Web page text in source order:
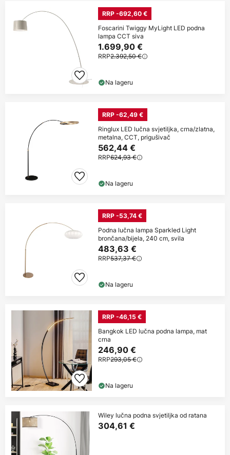
RRP -692,60 €
Foscarini Twiggy MyLight LED podna
lampa CCT siva
1.699,90 €
RRP2.392,50 €
Na lageru
RRP -62,49 €
Ringlux LED lučna svjetiljka, crna/zlatna,
metalna, CCT, prigušivač
562,44 €
RRP624,93 €
Na lageru
RRP -53,74 €
Podna lučna lampa Sparkled Light
brončana/bijela, 240 cm, svila
483,63 €
RRP537,37 €
Na lageru
RRP -46,15 €
Bangkok LED lučna podna lampa, mat
crna
246,90 €
RRP293,05 €
Na lageru
Wiley lučna podna svjetiljka od ratana
304,61 €